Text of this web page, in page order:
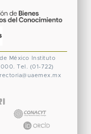
México
Instituto
Tel. (01-722)
rectoria@uaemex.mx